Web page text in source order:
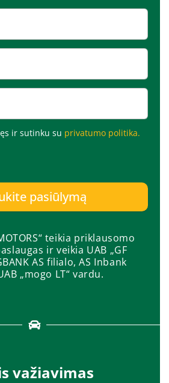
ir sutinku su privatumo politika.
pasiūlymą
teikia priklausomo
ir veikia UAB „GF
AS filialo, AS Inbank
„mogo LT“ vardu.
važiavimas